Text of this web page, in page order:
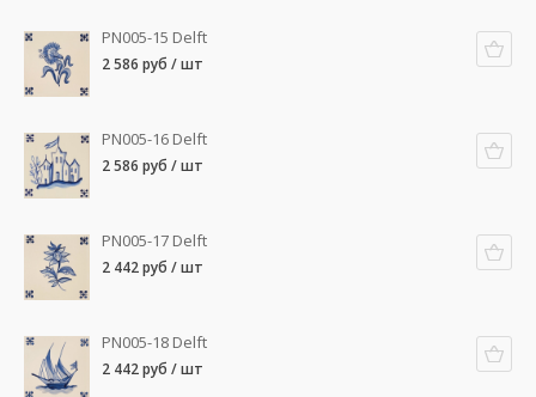
PN005-15 Delft
2 586 руб / шт
PN005-16 Delft
2 586 руб / шт
PN005-17 Delft
2 442 руб / шт
PN005-18 Delft
2 442 руб / шт